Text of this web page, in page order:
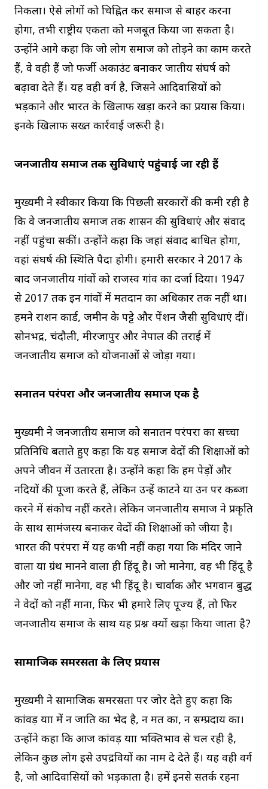
निकला। ऐसे लोगों को चिह्नित कर समाज से बाहर करना
होगा, तभी राष्ट्रीय एकता को मजबूत किया जा सकता है।
उन्होंने आगे कहा कि जो लोग समाज को तोड़ने का काम करते
हैं, वे वही हैं जो फर्जी अकाउंट बनाकर जातीय संघर्ष को
बढ़ावा देते हैं। यह वही वर्ग है, जिसने आदिवासियों को
भड़काने और भारत के खिलाफ खड़ा करने का प्रयास किया।
इनके खिलाफ सख्त कार्रवाई जरूरी है।
जनजातीय समाज तक सुविधाएं पहुंचाई जा रही हैं
मुख्यमंत्री ने स्वीकार किया कि पिछली सरकारों की कमी रही है
कि वे जनजातीय समाज तक शासन की सुविधाएं और संवाद
नहीं पहुंचा सकीं। उन्होंने कहा कि जहां संवाद बाधित होगा,
वहां संघर्ष की स्थिति पैदा होगी। हमारी सरकार ने 2017 के
बाद जनजातीय गांवों को राजस्व गांव का दर्जा दिया। 1947
से 2017 तक इन गांवों में मतदान का अधिकार तक नहीं था।
हमने राशन कार्ड, जमीन के पट्टे और पेंशन जैसी सुविधाएं दीं।
सोनभद्र, चंदौली, मीरजापुर और नेपाल की तराई में
जनजातीय समाज को योजनाओं से जोड़ा गया।
सनातन परंपरा और जनजातीय समाज एक है
मुख्यमंत्री ने जनजातीय समाज को सनातन परंपरा का सच्चा
प्रतिनिधि बताते हुए कहा कि यह समाज वेदों की शिक्षाओं को
अपने जीवन में उतारता है। उन्होंने कहा कि हम पेड़ों और
नदियों की पूजा करते हैं, लेकिन उन्हें काटने या उन पर कब्जा
करने में संकोच नहीं करते। लेकिन जनजातीय समाज ने प्रकृति
के साथ सामंजस्य बनाकर वेदों की शिक्षाओं को जीया है।
भारत की परंपरा में यह कभी नहीं कहा गया कि मंदिर जाने
वाला या ग्रंथ मानने वाला ही हिंदू है। जो मानेगा, वह भी हिंदू है
और जो नहीं मानेगा, वह भी हिंदू है। चार्वाक और भगवान बुद्ध
ने वेदों को नहीं माना, फिर भी हमारे लिए पूज्य हैं, तो फिर
जनजातीय समाज के साथ यह प्रश्न क्यों खड़ा किया जाता है?
सामाजिक समरसता के लिए प्रयास
मुख्यमंत्री ने सामाजिक समरसता पर जोर देते हुए कहा कि
कांवड़ यात्रा में न जाति का भेद है, न मत का, न सम्प्रदाय का।
उन्होंने कहा कि आज कांवड़ यात्रा भक्तिभाव से चल रही है,
लेकिन कुछ लोग इसे उपद्रवियों का नाम दे देते हैं। यह वही वर्ग
है, जो आदिवासियों को भड़काता है। हमें इनसे सतर्क रहना